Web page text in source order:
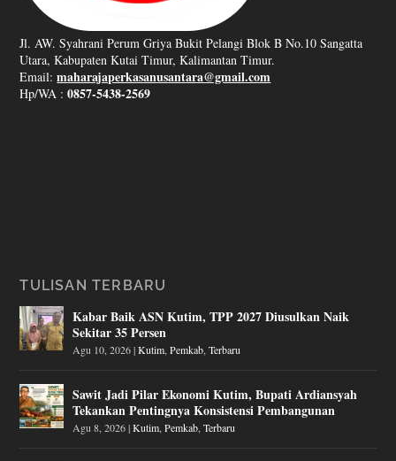
Jl. AW. Syahrani Perum Griya Bukit Pelangi Blok B No.10 Sangatta
Utara, Kabupaten Kutai Timur, Kalimantan Timur.
Email:maharajaperkasanusantara@gmail.com
Hp/WA :0857-5438-2569
TULISAN TERBARU
Kabar Baik ASN Kutim, TPP 2027 Diusulkan Naik
Sekitar 35 Persen
Agu 10, 2026|Kutim ,Pemkab ,Terbaru
Sawit Jadi Pilar Ekonomi Kutim, Bupati Ardiansyah
Tekankan Pentingnya Konsistensi Pembangunan
Agu 8, 2026|Kutim ,Pemkab ,Terbaru